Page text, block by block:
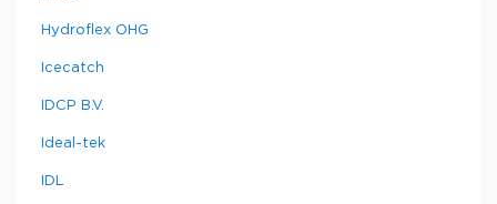
Hydroflex OHG
Icecatch
IDCP B.V.
Ideal-tek
IDL